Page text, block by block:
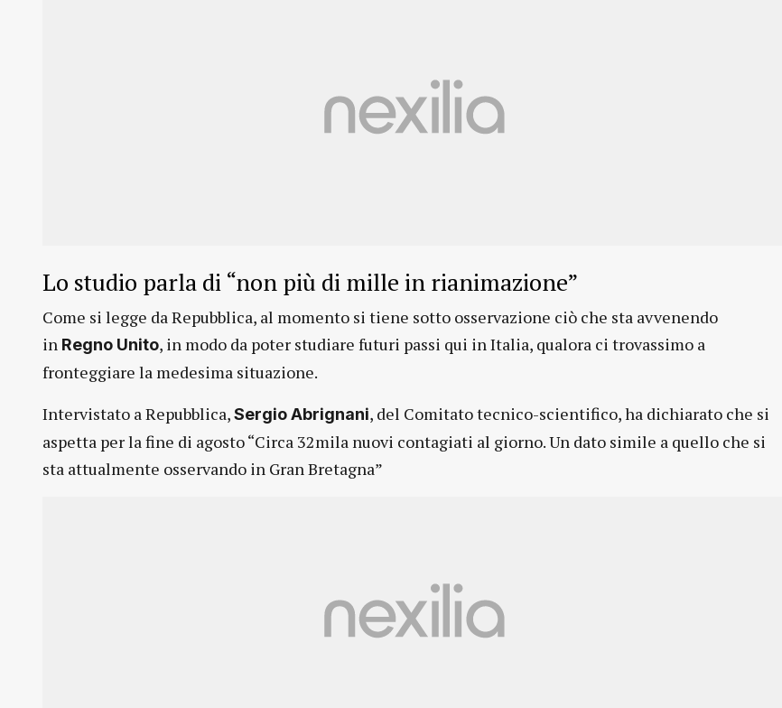
Lo studio parla di “non più di mille in rianimazione”
Come si legge da Repubblica, al momento si tiene sotto osservazione ciò che sta avvenendo
in Regno Unito, in modo da poter studiare futuri passi qui in Italia, qualora ci trovassimo a
fronteggiare la medesima situazione.
Intervistato a Repubblica,Sergio Abrignani, del Comitato tecnico-scientifico, ha dichiarato che si
aspetta per la fine di agosto “Circa 32mila nuovi contagiati al giorno. Un dato simile a quello che si
sta attualmente osservando in Gran Bretagna”